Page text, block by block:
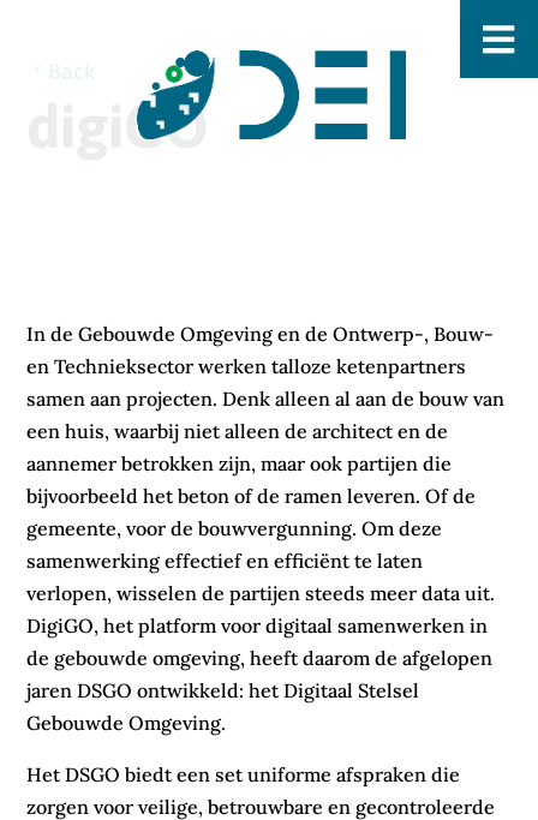
Back
digiGO
In de Gebouwde Omgeving en de Ontwerp-, Bouw-
en Technieksector werken talloze ketenpartners
samen aan projecten. Denk alleen al aan de bouw van
een huis, waarbij niet alleen de architect en de
aannemer betrokken zijn, maar ook partijen die
bijvoorbeeld het beton of de ramen leveren. Of de
gemeente, voor de bouwvergunning. Om deze
samenwerking effectief en efficiënt te laten
verlopen, wisselen de partijen steeds meer data uit.
DigiGO, het platform voor digitaal samenwerken in
de gebouwde omgeving, heeft daarom de afgelopen
jaren DSGO ontwikkeld: het Digitaal Stelsel
Gebouwde Omgeving.
Het DSGO biedt een set uniforme afspraken die
zorgen voor veilige, betrouwbare en gecontroleerde